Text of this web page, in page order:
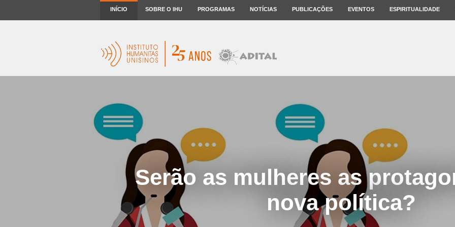
INÍCIO SOBRE O IHU PROGRAMAS NOTÍCIAS PUBLICAÇÕES EVENTOS ESPIRITUALIDADE
Serão as mulheres as
nova política?